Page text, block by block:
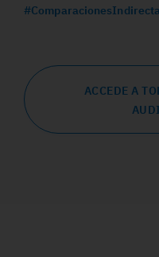
ACCEDE A